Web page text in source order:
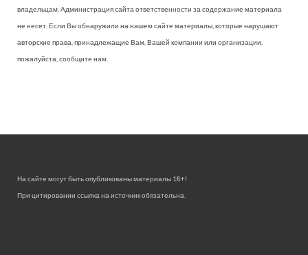
владельцам. Администрация сайта ответственности за содержание материала
не несет. Если Вы обнаружили на нашем сайте материалы, которые нарушают
авторские права, принадлежащие Вам, Вашей компании или организации,
пожалуйста, сообщите нам.
На сайте могут быть опубликованы материалы 18+!
При цитировании ссылка на источник обязательна.